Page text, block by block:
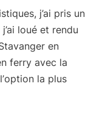
j’ai pris un
loué et rendu
en
ferry avec la
option la plus